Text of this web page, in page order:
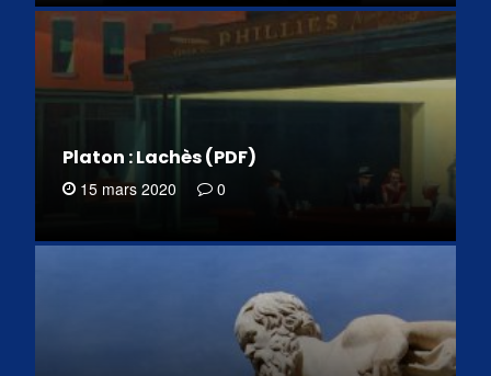
Platon : Lachès (PDF)
15 mars 2020 0